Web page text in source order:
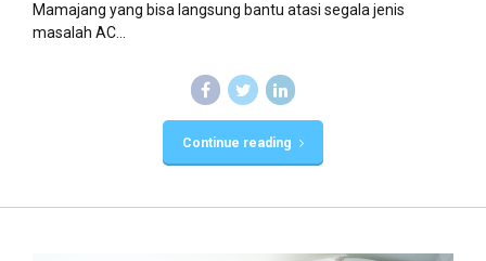
Mamajang yang bisa langsung bantu atasi segala jenis
masalah AC...
Continue reading